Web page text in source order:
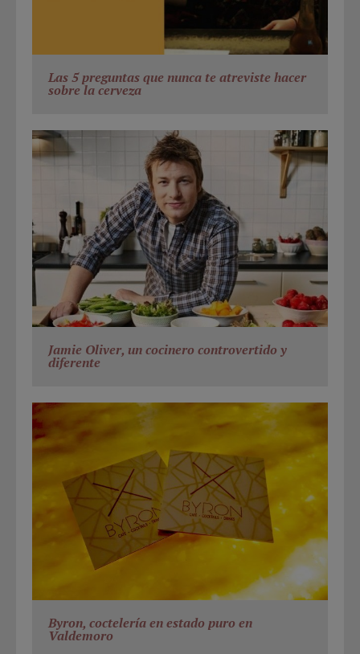
Las 5 preguntas que nunca te atreviste hacer
sobre la cerveza
Jamie Oliver, un cocinero controvertido y
diferente
Byron, coctelería en estado puro en
Valdemoro